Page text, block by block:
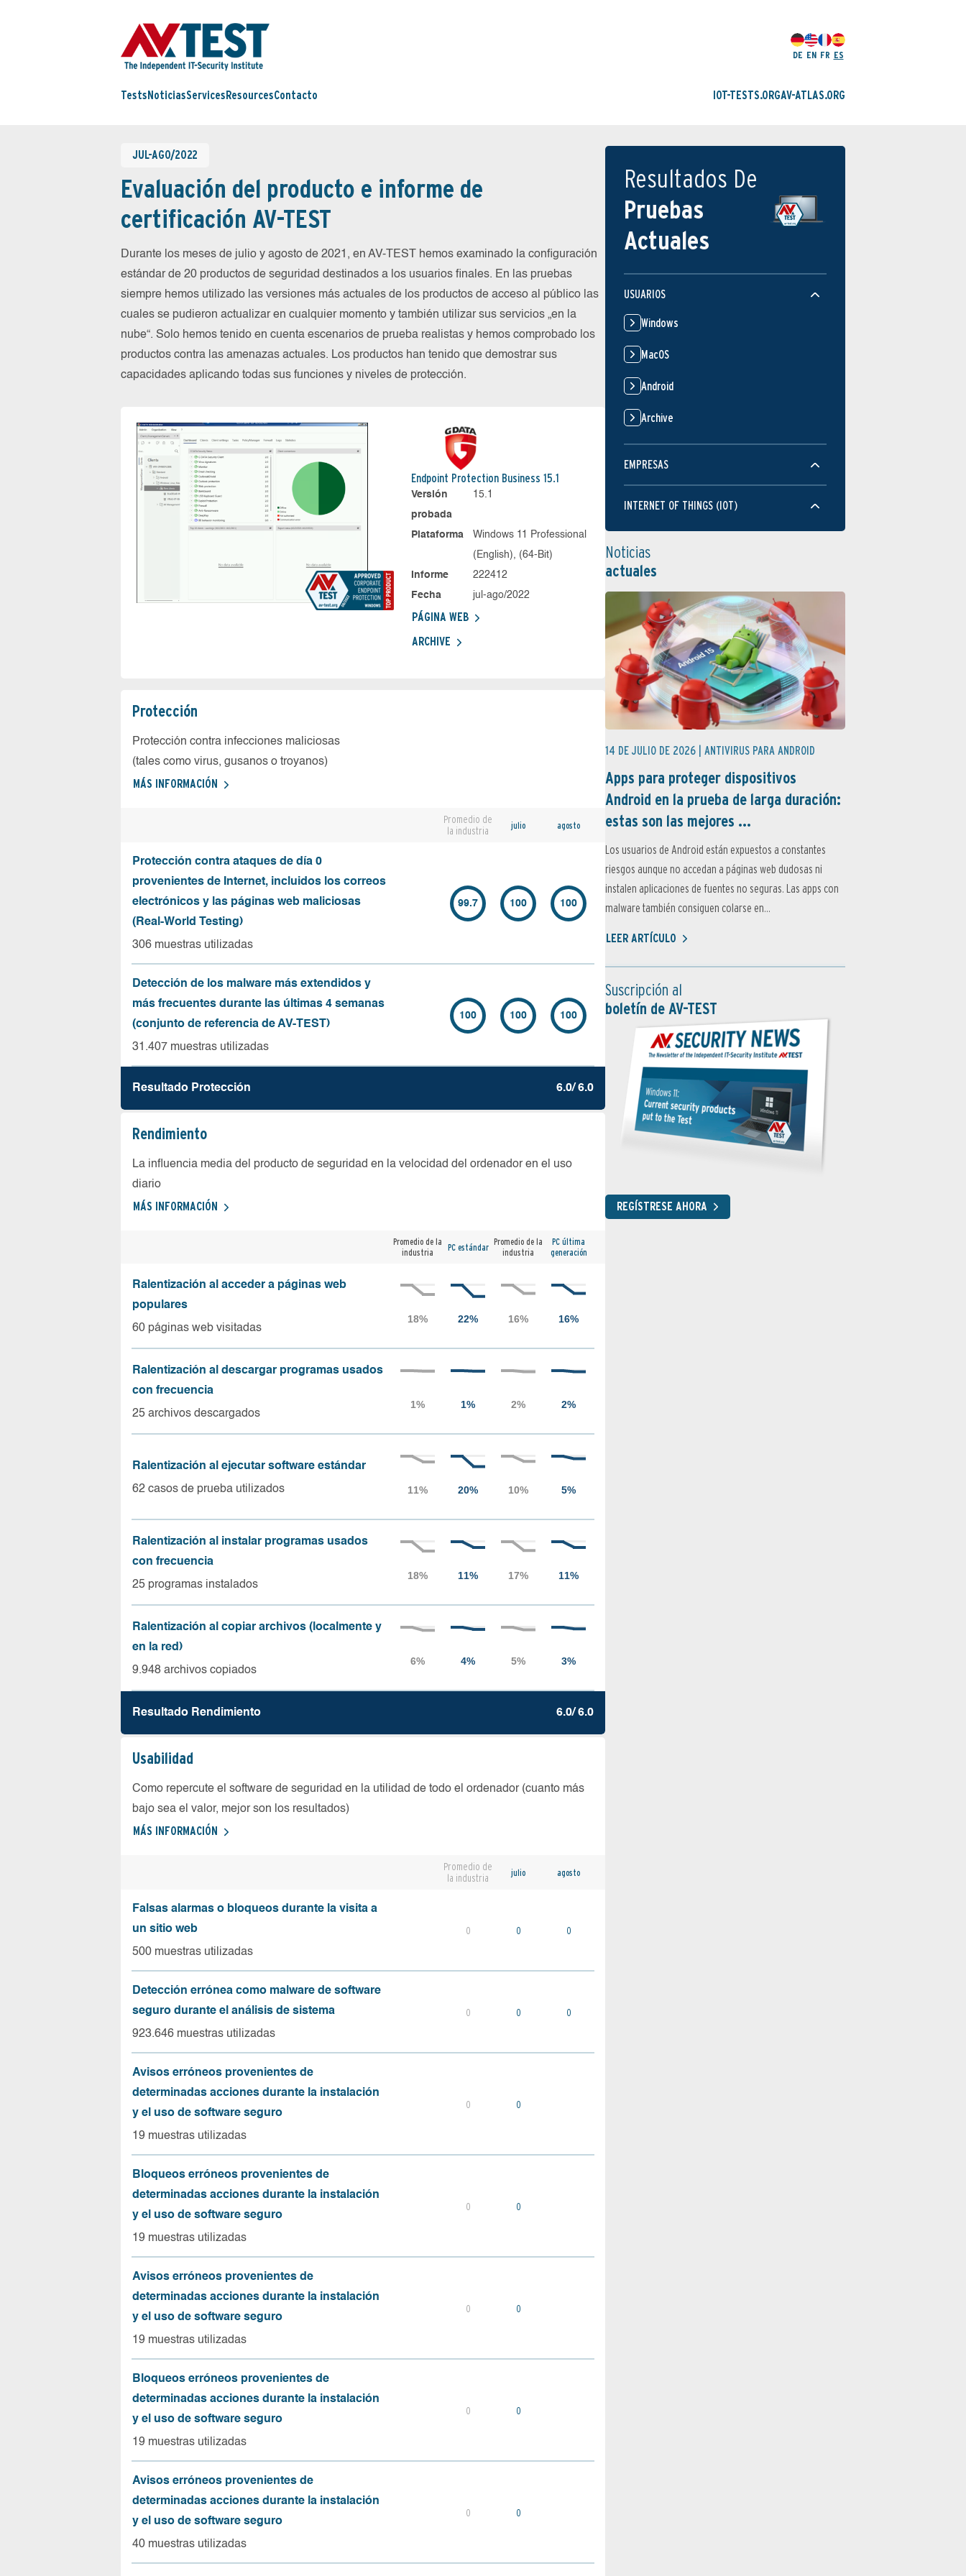
DE EN FR ES
Tests NoticiasServices ResourcesContacto IOT-TESTS.ORGAV-ATLAS.ORG
JUL-AGO/2022
Evaluación del producto e informe de
certificación AV-TEST
Durante los meses de julio y agosto de 2021, en AV-TEST hemos examinado la configuración
estándar de 20 productos de seguridad destinados a los usuarios finales. En las pruebas
siempre hemos utilizado las versiones más actuales de los productos de acceso al público las
cuales se pudieron actualizar en cualquier momento y también utilizar sus servicios „en la
nube“. Solo hemos tenido en cuenta escenarios de prueba realistas y hemos comprobado los
productos contra las amenazas actuales. Los productos han tenido que demostrar sus
capacidades aplicando todas sus funciones y niveles de protección.
Endpoint Protection Business 15.1
Versión
probada
15.1
Plataforma
Windows 11 Professional
(English), (64-Bit)
Informe
222412
Fecha
jul-ago/2022
PÁGINA WEB
ARCHIVE
Protección
Protección contra infecciones maliciosas
(tales como virus, gusanos o troyanos)
MÁS INFORMACIÓN
Promedio de
la industria
julio agosto
Protección contra ataques de día 0
provenientes de Internet, incluidos los correos
electrónicos y las páginas web maliciosas
(Real-World Testing)
306 muestras utilizadas
99.7 100 100
Detección de los malware más extendidos y
más frecuentes durante las últimas 4 semanas
(conjunto de referencia de AV-TEST)
31.407 muestras utilizadas
100 100 100
Resultado Protección 6.0/ 6.0
Rendimiento
La influencia media del producto de seguridad en la velocidad del ordenador en el uso
diario
MÁS INFORMACIÓN
Promedio de la
industria
PC estándar Promedio de la
industria
PC última
generación
Ralentización al acceder a páginas web
populares
60 páginas web visitadas
Ralentización al descargar programas usados
con frecuencia
25 archivos descargados
Ralentización al ejecutar software estándar
62 casos de prueba utilizados
Ralentización al instalar programas usados
con frecuencia
25 programas instalados
Ralentización al copiar archivos (localmente y
en la red)
9.948 archivos copiados
Resultado Rendimiento 6.0/ 6.0
Usabilidad
Como repercute el software de seguridad en la utilidad de todo el ordenador (cuanto más
bajo sea el valor, mejor son los resultados)
MÁS INFORMACIÓN
Promedio de
la industria
julio agosto
Falsas alarmas o bloqueos durante la visita a
un sitio web
500 muestras utilizadas
0 0 0
Detección errónea como malware de software
seguro durante el análisis de sistema
923.646 muestras utilizadas
0 0 0
Avisos erróneos provenientes de
determinadas acciones durante la instalación
y el uso de software seguro
19 muestras utilizadas
0 0
Bloqueos erróneos provenientes de
determinadas acciones durante la instalación
y el uso de software seguro
19 muestras utilizadas
0 0
Avisos erróneos provenientes de
determinadas acciones durante la instalación
y el uso de software seguro
19 muestras utilizadas
0 0
Bloqueos erróneos provenientes de
determinadas acciones durante la instalación
y el uso de software seguro
19 muestras utilizadas
0 0
Avisos erróneos provenientes de
determinadas acciones durante la instalación
y el uso de software seguro
40 muestras utilizadas
0 0
Resultados De
Pruebas
Actuales
USUARIOS
Windows
MacOS
Android
Archive
EMPRESAS
INTERNET OF THINGS (IOT)
Noticias
actuales
14 DE JULIO DE 2026 | ANTIVIRUS PARA ANDROID
Apps para proteger dispositivos
Android en la prueba de larga duración:
estas son las mejores ...
Los usuarios de Android están expuestos a constantes
riesgos aunque no accedan a páginas web dudosas ni
instalen aplicaciones de fuentes no seguras. Las apps con
malware también consiguen colarse en...
LEER ARTÍCULO
Suscripción al
boletín de AV-TEST
REGÍSTRESE AHORA